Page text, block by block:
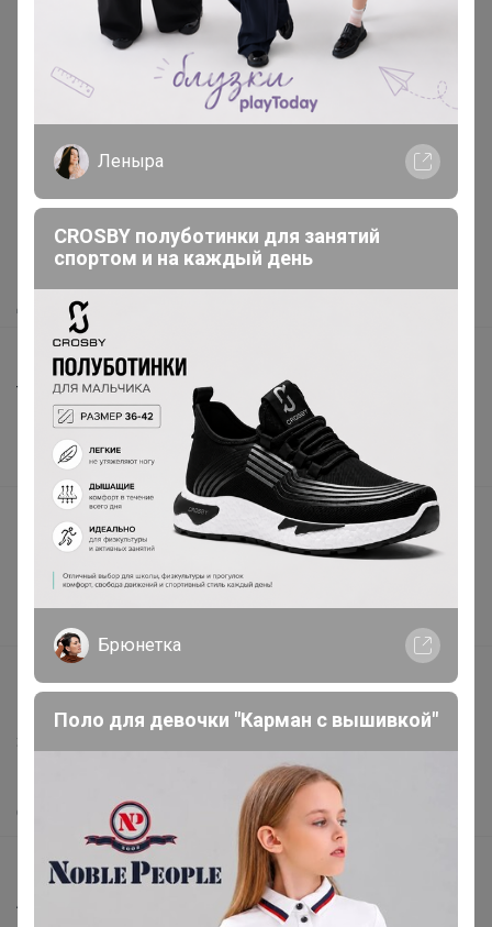
Как здесь все устроено?
Как сделать заказ?
Как получить?
Доставка
Шоурумы
Торговые марки
Наша команда
В наличии
Подарочные сертификаты
Реклама на сайте
Поставщикам
Вакансии
support@24-ok.ru
Написать в поддержку
Защита покупателя
О нас
Все предложения
Анонсы
Леныра
CROSBY полуботинки для занятий
спортом и на каждый день
Брюнетка
Поло для девочки "Карман с вышивкой"